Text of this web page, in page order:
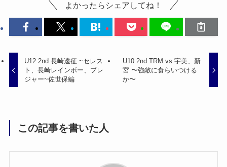
よかったらシェアしてね！
U12 2nd 長崎遠征 ~セレス
ト、長崎レインボー、プレ
ジャー~佐世保編
U10 2nd TRM vs 宇美、新
宮 〜強敵に食らいつける
か〜
この記事を書いた人